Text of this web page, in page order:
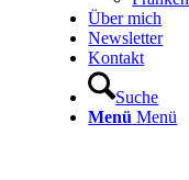
Über mich
Newsletter
Kontakt
Suche
Menü Menü